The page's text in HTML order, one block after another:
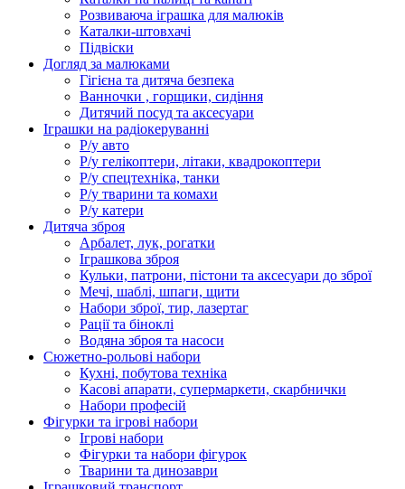
Розвиваюча іграшка для малюків
Каталки-штовхачі
Підвіски
Догляд за малюками
Гігієна та дитяча безпека
Ванночки , горщики, сидіння
Дитячий посуд та аксесуари
Іграшки на радіокеруванні
Р/у авто
Р/у гелікоптери, літаки, квадрокоптери
Р/у спецтехніка, танки
Р/у тварини та комахи
Р/у катери
Дитяча зброя
Арбалет, лук, рогатки
Іграшкова зброя
Кульки, патрони, пістони та аксесуари до зброї
Мечі, шаблі, шпаги, щити
Набори зброї, тир, лазертаг
Рації та біноклі
Водяна зброя та насоси
Сюжетно-рольові набори
Кухні, побутова техніка
Касові апарати, супермаркети, скарбнички
Набори професій
Фігурки та ігрові набори
Ігрові набори
Фігурки та набори фігурок
Тварини та динозаври